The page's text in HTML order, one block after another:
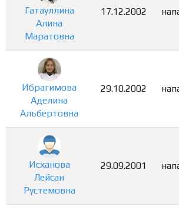
Гатауллина
Алина
Маратовна
17.12.2002
Ибрагимова
Аделина
Альбертовна
29.10.2002
Исханова
Лейсан
Рустемовна
29.09.2001